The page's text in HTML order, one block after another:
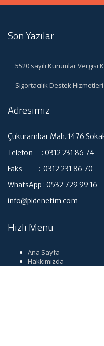
Son Yazılar
5520 sayılı Kurumlar Vergisi
Sigortacılık Destek
Adresimiz
Çukurambar Mah. 1476
Telefon : 0312 231 86 74
Faks : 0312 231 86 70
WhatsApp : 0532 729 99 16
info@pidenetim.com
Hızlı Menü
Ana Sayfa
Hakkımızda